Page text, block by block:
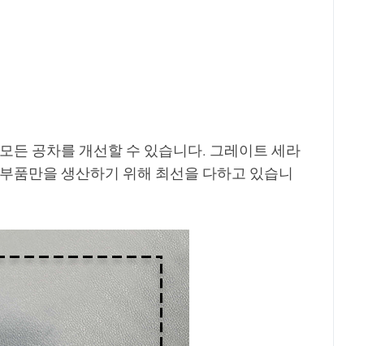
든 공차를 개선할 수 있습니다. 그레이트 세라
품만을 생산하기 위해 최선을 다하고 있습니